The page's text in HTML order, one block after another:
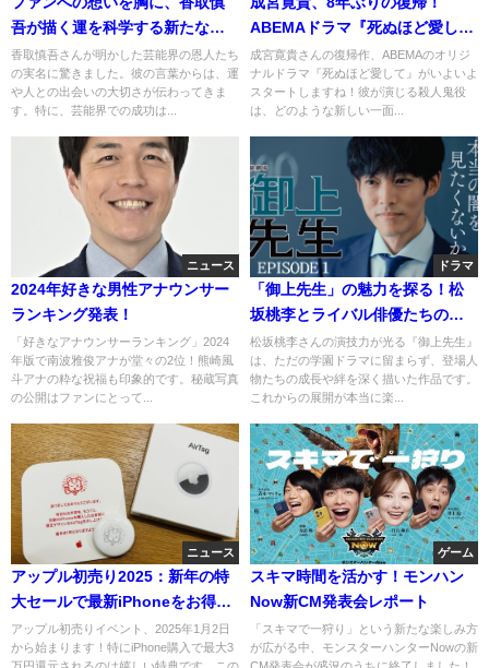
吾が描く運を科学する新たな視
点
香取慎吾さんが明かした芸能界の恩人たち
の実名に驚きました。彼の言葉からは、運
や人との出会いの大切さが伝わってきま
す。特に、芸能界での成功は...
ABEMAドラマ『死ぬほど愛し
て』で魅せる新たな一面
成宮寛貴さんの復帰作、ABEMAのオリジ
ナルドラマ『死ぬほど愛して』がいよいよ
スタートしますね！彼が演じる殺人鬼役
は、どのような新しい一面...
ニュース
2024年好きな男性アナウンサー
ランキング発表！
「好きなアナウンサーランキング」2024
年版で南波雅俊アナが堂々の2位！熊崎風
斗アナの粋な祝福も印象的です。秘蔵写真
の公開はファンにとって...
ドラマ
「御上先生」の魅力を探る！松
坂桃李とライバル俳優たちの真
実
松坂桃李さんの演技力が光る『御上先生』
は、ただの学園ドラマに留まらず、登場人
物たちの成長や絆を深く描いた作品です。
これからの展開が本当に楽...
ニュース
アップル初売り2025：新年の特
大セールで最新iPhoneをお得に
手に入れよう！
アップル初売りイベント、2025年1月2日
から始まります！特にiPhone購入で最大3
ゲーム
スキマ時間を活かす！モンハン
Now新CM発表会レポート
「スキマで一狩り」という新たな楽しみ方
が広がる中、モンスターハンターNowの新